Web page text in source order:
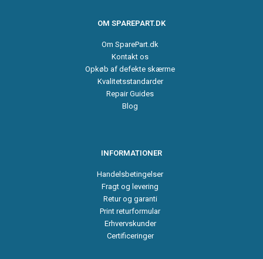
OM SPAREPART.DK
Om SparePart.dk
Kontakt os
Opkøb af defekte skærme
Kvalitetsstandarder
Repair Guides
Blog
INFORMATIONER
Handelsbetingelser
Fragt og levering
Retur og garanti
Print returformular
Erhvervskunder
Certificeringer